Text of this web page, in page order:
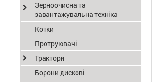
Зерноочисна та
завантажувальна техніка
Котки
Протруювачі
Трактори
Борони дискові